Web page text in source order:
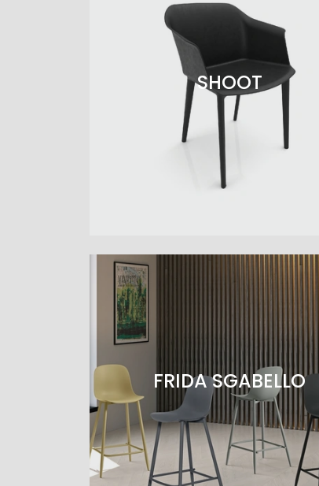
SHOOT
FRIDA SGABELLO